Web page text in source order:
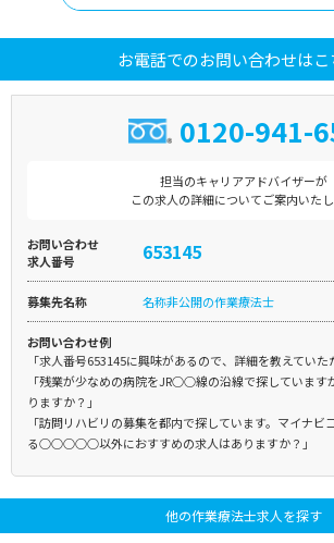
お電話でのお問い合わせはこ
0120-941-
担当のキャリアアドバイザーが
この求人の詳細についてご案内いた
お問い合わせ
求人番号
653145
募集先名称 名称非公開の作業療法士
お問い合わせ例
「求人番号653145に興味があるので、詳細を教えていた
「残業が少なめの病院をJR○○線の沿線で探しています
りますか？」
「訪問リハビリの募集を都内で探しています。マイナビ
る○○○○○以外におすすめの求人はありますか？」
他の作業療法士求人を探す